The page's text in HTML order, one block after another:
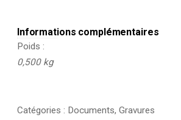
Informations complémentaires
Poids
0,500 kg
Catégories : Documents, Gravures